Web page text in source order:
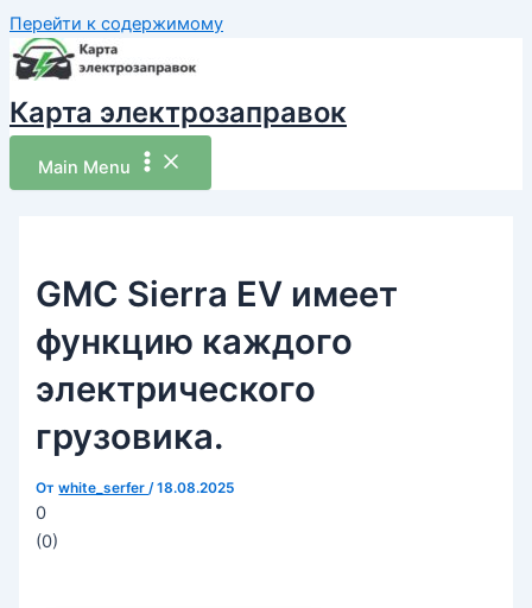
Перейти к содержимому
Карта электрозаправок
Main Menu
GMC Sierra EV имеет
функцию каждого
электрического
грузовика.
Отwhite_serfer/18.08.2025
0
(0)